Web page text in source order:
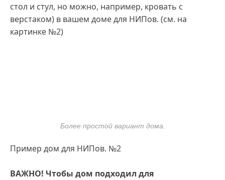
стол и стул, но можно, например, кровать с
верстаком) в вашем доме для НИПов. (см. на
картинке №2)
Более простой вариант дома.
Пример дом для НИПов. №2
ВАЖНО! Чтобы дом подходил для